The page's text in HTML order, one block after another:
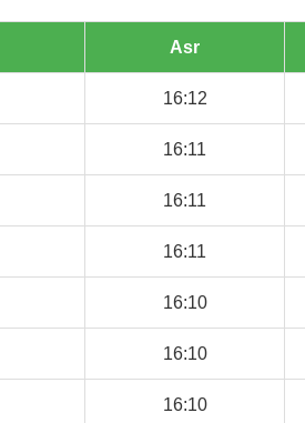
Asr
16:12
16:11
16:11
16:11
16:10
16:10
16:10